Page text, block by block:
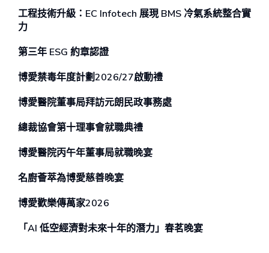
工程技術升級：EC Infotech 展現 BMS 冷氣系統整合實
力
第三年 ESG 約章認證
博愛禁毒年度計劃2026/27啟動禮
博愛醫院董事局拜訪元朗民政事務處
總裁協會第十理事會就職典禮
博愛醫院丙午年董事局就職晚宴
名廚薈萃為博愛慈善晚宴
博愛歡樂傳萬家2026
「AI 低空經濟對未來⼗年的潛⼒」春茗晚宴